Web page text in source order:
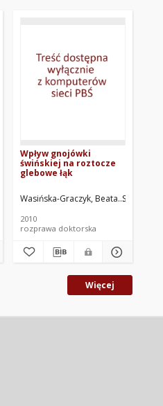
Wpływ gnojówki
świńskiej na roztocze
glebowe łąk
Wasińska-Graczyk, Beata Seniczak,
2010
rozprawa doktorska
Więcej